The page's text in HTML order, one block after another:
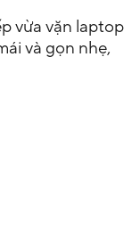
vừa vặn laptop
và gọn nhẹ,